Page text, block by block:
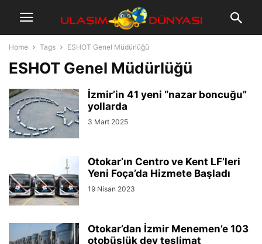
Home Tags ESHOT Genel Müdürlüğü
ESHOT Genel Müdürlüğü
İzmir’in 41 yeni “nazar boncuğu”
yollarda
3 Mart 2025
Otokar’ın Centro ve Kent LF’leri
Yeni Foça’da Hizmete Başladı
19 Nisan 2023
Otokar’dan İzmir Menemen’e 103
otobüslük dev teslimat